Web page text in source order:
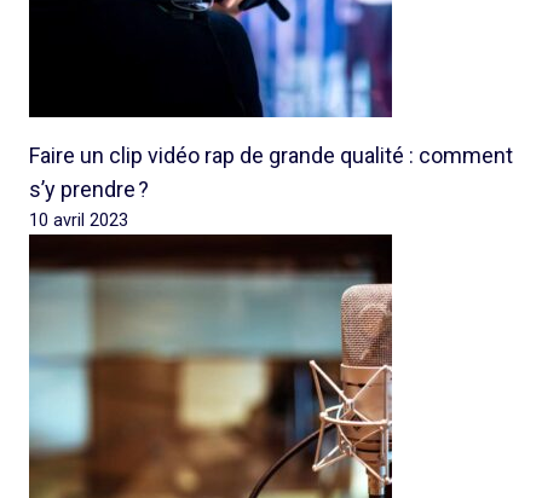
Faire un clip vidéo rap de grande qualité : comment
s’y prendre ?
10 avril 2023